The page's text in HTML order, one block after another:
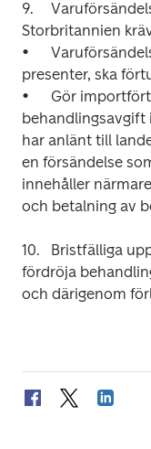
9.	Varuförsändelser som anländer till Finland från
Storbritannien
•	Varuförsändelser, vars värde är över 22 euro eller är
presenter, ska
•	Gör importförtullningen och betala vid behov Postis
behandlingsavgift
har anlänt till
en försändelse
innehåller
och betalning av
10.	Bristfälliga uppgifter om försändelsens innehåll kan
fördröja
och därigenom